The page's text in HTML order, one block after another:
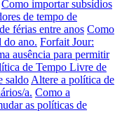
Como importar subsídios
de tempo de
férias entre anos Como
do ano. Forfait Jour:
ausência para permitir
de Tempo Livre de
saldo Altere a política de
a. Como a
as políticas de